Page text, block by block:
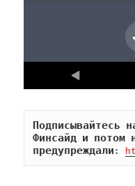
Подписывайтесь
Финсайд и потом
предупреждали: